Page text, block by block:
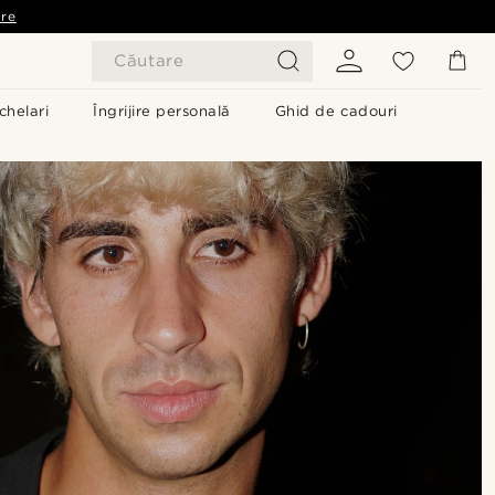
Căutare
Îngrijire personală Ghid de cadouri